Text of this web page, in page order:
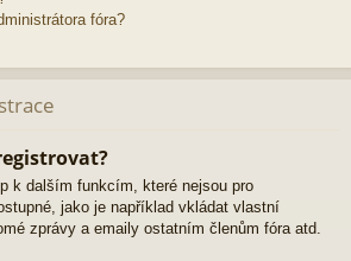
fóra?
k dalším funkcím, které nejsou pro
jako je například vkládat vlastní
zprávy a emaily ostatním členům fóra atd.